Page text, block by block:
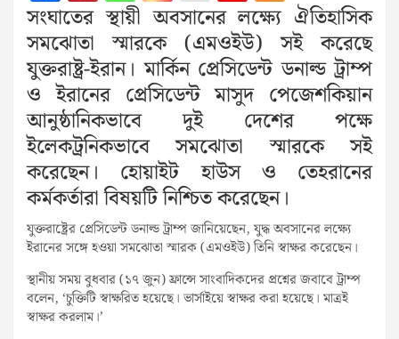
সংঘাতের স্থায়ী অবসানের লক্ষ্যে ঐতিহাসিক
সমঝোতা স্মারকে (এমওইউ) সই করেছে
যুক্তরাষ্ট্র-ইরান। মার্কিন প্রেসিডেন্ট ডনাল্ড ট্রাম্প
ও ইরানের প্রেসিডেন্ট মাসুদ পেজেশকিয়ান
আনুষ্ঠানিকভাবে দুই দেশের পক্ষে
ইলেকট্রনিকভাবে সমঝোতা স্মারকে সই
করেছেন। হোয়াইট হাউস ও তেহরানের
কর্মকর্তারা বিষয়টি নিশ্চিত করেছেন।
যুক্তরাষ্ট্রের প্রেসিডেন্ট ডনাল্ড ট্রাম্প জানিয়েছেন, যুদ্ধ অবসানের লক্ষ্যে
ইরানের সঙ্গে হওয়া সমঝোতা স্মারক (এমওইউ) তিনি স্বাক্ষর করেছেন।
স্থানীয় সময় বুধবার (১৭ জুন) ফ্রান্সে সাংবাদিকদের প্রশ্নের জবাবে ট্রাম্প
বলেন, ‘চুক্তিটি স্বাক্ষরিত হয়েছে। ভার্সাইয়ে স্বাক্ষর করা হয়েছে। মাত্রই
স্বাক্ষর করলাম।’